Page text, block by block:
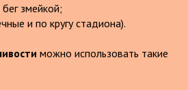
змейкой;
и по кругу стадиона).
можно использовать такие